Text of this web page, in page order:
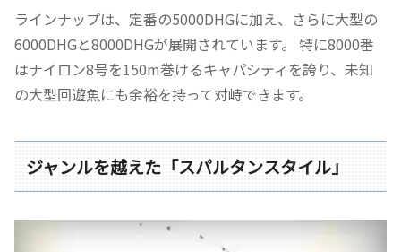
ラインナップは、定番の5000DHGに加え、さらに大型の
6000DHGと8000DHGが展開されています。 特に8000番
はナイロン8号を150m巻けるキャパシティを誇り、未知
の大型回遊魚にも余裕を持って対峙できます。
ジャンルを越えた「スパルタンスタイル」